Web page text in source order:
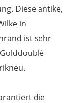
Diese antike,
in
ist sehr
die